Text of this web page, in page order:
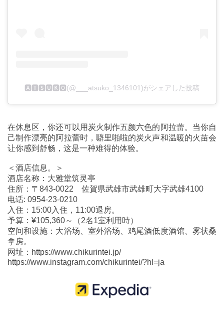
🅰🆃🆂🆄🅺🅾(@___atsuko_1346101)がシェアした投稿
在休息区，你还可以用炭火制作五颜六色的阿拉蕾。当你自
己制作漂亮的阿拉蕾时，噼里啪啦的炭火声和温暖的火苗会
让你感到舒畅，这是一种难得的体验。
＜酒店信息。＞
酒店名称：大雅堂筑灵亭
住所：〒843-0022 佐賀県武雄市武雄町大字武雄4100
电话: 0954-23-0210
入住：15:00入住，11:00退房。
予算：¥105,360～（2名1室利用時）
空间和设施：大浴场、室外浴场、鸡尾酒低度酒馆、雾状桑
拿房。
网址：https://www.chikurintei.jp/
https://www.instagram.com/chikurintei/?hl=ja